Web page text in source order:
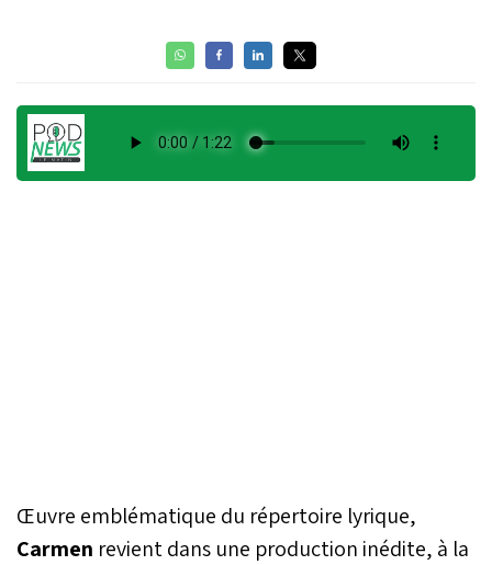
Œuvre emblématique du répertoire lyrique,
Carmen revient dans une production inédite, à la